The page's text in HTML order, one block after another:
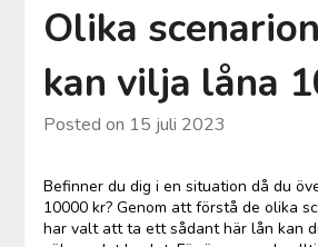
Olika
kan vilja låna
Posted on 15 juli 2023
Befinner du dig i en situation då du
10000 kr? Genom att förstå de olika
har valt att ta ett sådant här lån kan